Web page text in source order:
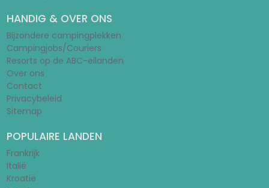
HANDIG & OVER ONS
Bijzondere campingplekken
Campingjobs/Couriers
Resorts op de ABC-eilanden
Over ons
Contact
Privacybeleid
Sitemap
POPULAIRE LANDEN
Frankrijk
Italië
Kroatië